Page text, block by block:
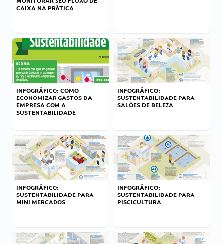
CAIXA NA PRÁTICA
INFOGRÁFICO: COMO
ECONOMIZAR GASTOS DA
EMPRESA COM A
SUSTENTABILIDADE
INFOGRÁFICO:
SUSTENTABILIDADE PARA
SALÕES DE BELEZA
INFOGRÁFICO:
SUSTENTABILIDADE PARA
MINI MERCADOS
INFOGRÁFICO:
SUSTENTABILIDADE PARA
PISCICULTURA